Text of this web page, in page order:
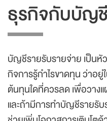
ธุรกิจกับบัญ
บัญชีรายรับรายจ่าย เป็นหั
กิจการรู้กำไรขาดทุน ว่าอ
ต้นทุนใดที่ควรลด เพื่อวาง
และถ้ามีการทำบัญชีรายรั